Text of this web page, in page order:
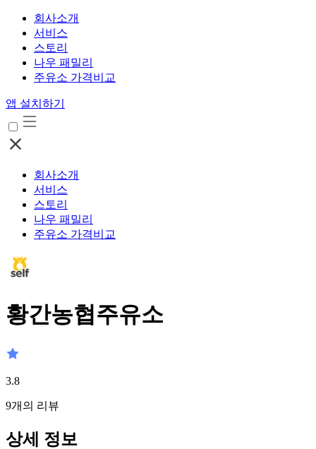
회사소개
서비스
스토리
나우 패밀리
주유소 가격비교
앱 설치하기
회사소개
서비스
스토리
나우 패밀리
주유소 가격비교
황간농협주유소
3.8
9개의 리뷰
상세 정보